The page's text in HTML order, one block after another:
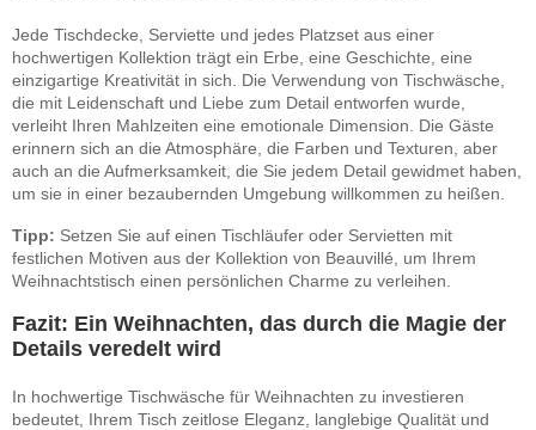
Jede Tischdecke, Serviette und jedes Platzset aus einer
hochwertigen Kollektion trägt ein Erbe, eine Geschichte, eine
einzigartige Kreativität in sich. Die Verwendung von Tischwäsche,
die mit Leidenschaft und Liebe zum Detail entworfen wurde,
verleiht Ihren Mahlzeiten eine emotionale Dimension. Die Gäste
erinnern sich an die Atmosphäre, die Farben und Texturen, aber
auch an die Aufmerksamkeit, die Sie jedem Detail gewidmet haben,
um sie in einer bezaubernden Umgebung willkommen zu heißen.
Tipp: Setzen Sie auf einen Tischläufer oder Servietten mit
festlichen Motiven aus der Kollektion von Beauvillé, um Ihrem
Weihnachtstisch einen persönlichen Charme zu verleihen.
Fazit: Ein Weihnachten, das durch die Magie der
Details veredelt wird
In hochwertige Tischwäsche für Weihnachten zu investieren
bedeutet, Ihrem Tisch zeitlose Eleganz, langlebige Qualität und